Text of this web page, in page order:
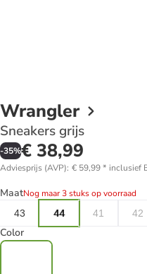
Wrangler
Sneakers grijs
-35%€ 38,99
Adviesprijs (AVP): € 59,99* inclusief
MaatNog maar 3 stuks op voorraad
43
44 41 42
Color